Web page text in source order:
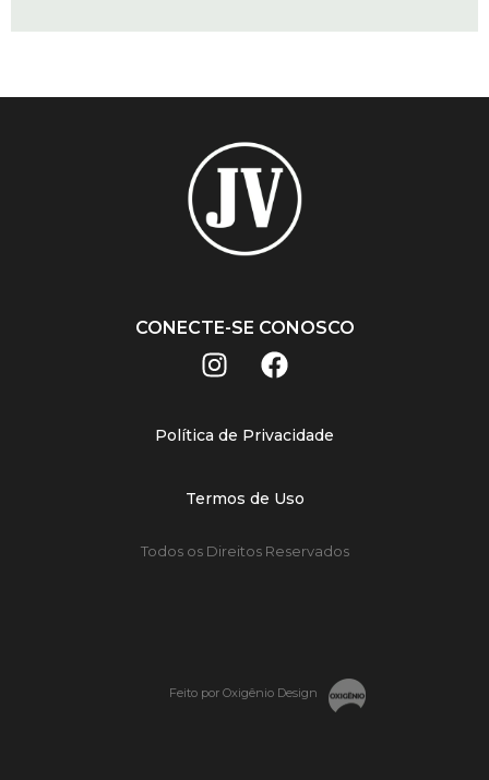
CONECTE-SE CONOSCO
Política de Privacidade
Termos de Uso
Todos os Direitos Reservados
Feito por Oxigênio Design